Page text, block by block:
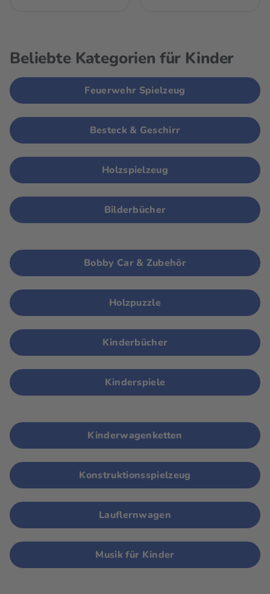
Beliebte Kategorien für Kinder
Feuerwehr Spielzeug
Besteck & Geschirr
Holzspielzeug
Bilderbücher
Bobby Car & Zubehör
Holzpuzzle
Kinderbücher
Kinderspiele
Kinderwagenketten
Konstruktionsspielzeug
Lauflernwagen
Musik für Kinder